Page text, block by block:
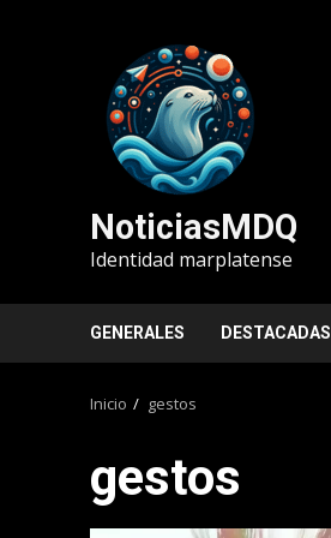
NoticiasMDQ
Identidad marplatense
GENERALES DESTACADAS
Inicio gestos
gestos